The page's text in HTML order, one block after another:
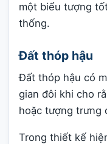
một biểu tượng
thống.
Đất thóp hậu
Đất thóp hậu có
gian đôi khi cho
hoặc tượng trưng
Trong thiết kế